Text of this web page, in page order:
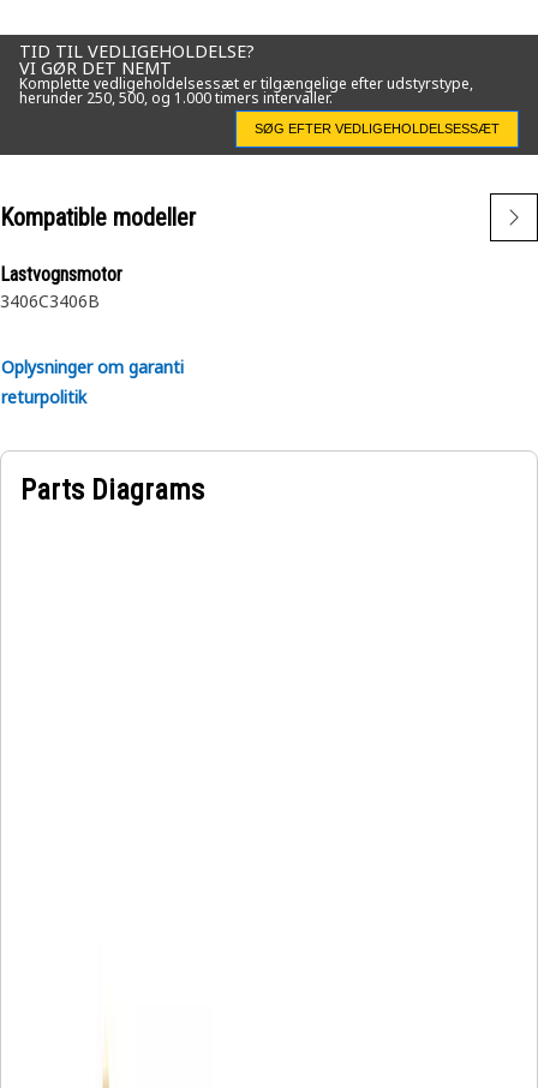
TID TIL VEDLIGEHOLDELSE?
VI GØR DET NEMT
Komplette vedligeholdelsessæt er tilgængelige efter udstyrstype,
herunder 250, 500, og 1.000 timers intervaller.
SØG EFTER VEDLIGEHOLDELSESSÆT
Kompatible modeller
Lastvognsmotor
3406C3406B
Oplysninger om garanti
returpolitik
Parts Diagrams